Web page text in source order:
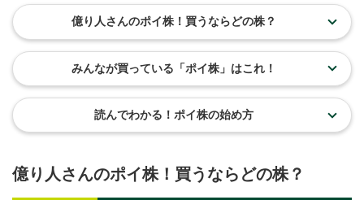
億り人さんのポイ株！買うならどの株？
みんなが買っている「ポイ株」はこれ！
読んでわかる！ポイ株の始め方
億り人さんのポイ株！買うならどの株？